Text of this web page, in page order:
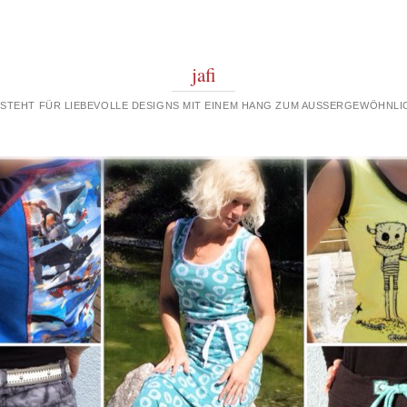
jafi
FÜR LIEBEVOLLE DESIGNS MIT EINEM HANG ZUM